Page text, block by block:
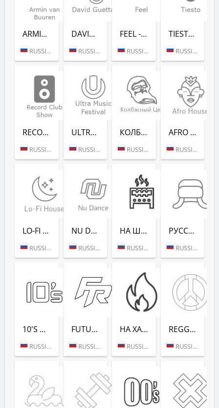
ARMIN VAN BUUREN - RADIO RECORD
RUSSIA (MOSCOW)
DAVID GUETTA - RADIO RECORD
RUSSIA (MOSCOW)
FEEL - RADIO RECORD
RUSSIA (MOSCOW)
TIESTO - RADIO RECORD
RUSSIA (MOSCOW)
RECORD CLUB SHOW - RADIO RECORD
RUSSIA (MOSCOW)
ULTRA MUSIC FESTIVAL - РАДИО РЕКОРД
RUSSIA (MOSCOW)
КОЛБАСНЫЙ ЦЕХ (РАДИО РЕКОРД)
RUSSIA (MOSCOW)
AFRO HOUSE (РАДИО РЕКОРД)
RUSSIA (MOSCOW)
LO-FI HOUSE (РАДИО РЕКОРД)
RUSSIA (MOSCOW)
NU DANCE (РАДИО РЕКОРД)
RUSSIA (MOSCOW)
НА ШАШЛЫКИ (РАДИО РЕКОРД)
RUSSIA (SAINT PETERSBURG)
РУССКАЯ ЗИМА (РАДИО РЕКОРД)
RUSSIA (MOSCOW)
10'S DANCE (РАДИО РЕКОРД)
RUSSIA (MOSCOW)
FUTURE RAVE (РАДИО РЕКОРД)
RUSSIA (MOSCOW)
НА ХАЙПЕ (РАДИО РЕКОРД)
RUSSIA (MOSCOW)
REGGAE - РАДИО РЕКОРД
RUSSIA (MOSCOW)